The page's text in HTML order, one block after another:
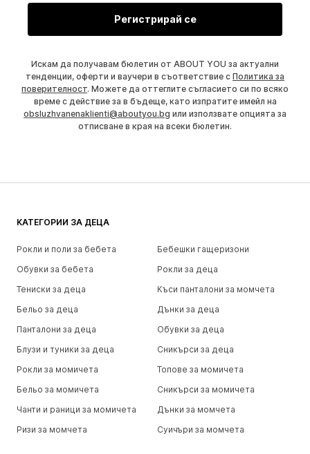
Регистрирай се
Искам да получавам бюлетин от ABOUT YOU за актуални
тенденции, оферти и ваучери в съответствие с Политика за
поверителност. Можете да оттеглите съгласието си по всяко
време с действие за в бъдеще, като изпратите имейл на
obsluzhvanenaklienti@aboutyou.bg или използвате опцията за
отписване в края на всеки бюлетин.
КАТЕГОРИИ ЗА ДЕЦА
Рокли и поли за бебета
Бебешки гащеризони
Обувки за бебета
Рокли за деца
Тениски за деца
Къси панталони за момчета
Бельо за деца
Дънки за деца
Панталони за деца
Обувки за деца
Блузи и туники за деца
Сникърси за деца
Рокли за момичета
Топове за момичета
Бельо за момичета
Сникърси за момичета
Чанти и раници за момичета
Дънки за момчета
Ризи за момчета
Суичъри за момчета